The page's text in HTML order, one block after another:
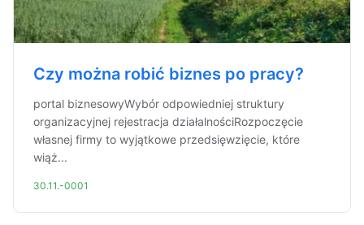
Czy można robić biznes po pracy?
portal biznesowyWybór odpowiedniej struktury
organizacyjnej rejestracja działalnościRozpoczęcie
własnej firmy to wyjątkowe przedsięwzięcie, które
wiąż...
30.11.-0001